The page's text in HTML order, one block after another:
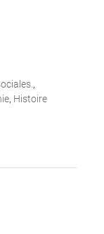
,
, Histoire